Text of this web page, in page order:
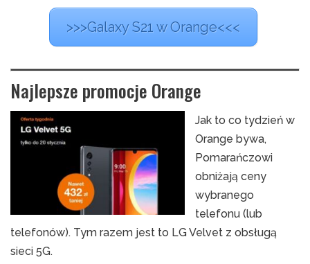
>>>Galaxy S21 w Orange<<<
Najlepsze promocje Orange
Jak to co tydzień w
Orange bywa,
Pomarańczowi
obniżają ceny
wybranego
telefonu (lub
telefonów). Tym razem jest to LG Velvet z obsługą
sieci 5G.